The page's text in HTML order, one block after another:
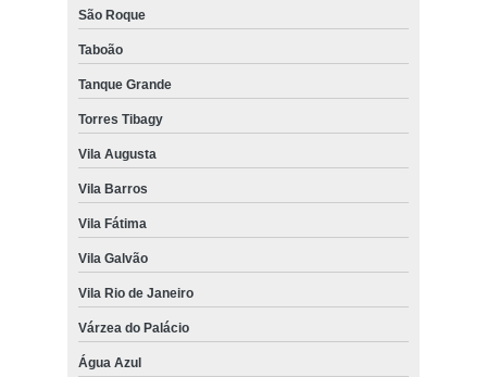
São Roque
Taboão
Tanque Grande
Torres Tibagy
Vila Augusta
Vila Barros
Vila Fátima
Vila Galvão
Vila Rio de Janeiro
Várzea do Palácio
Água Azul